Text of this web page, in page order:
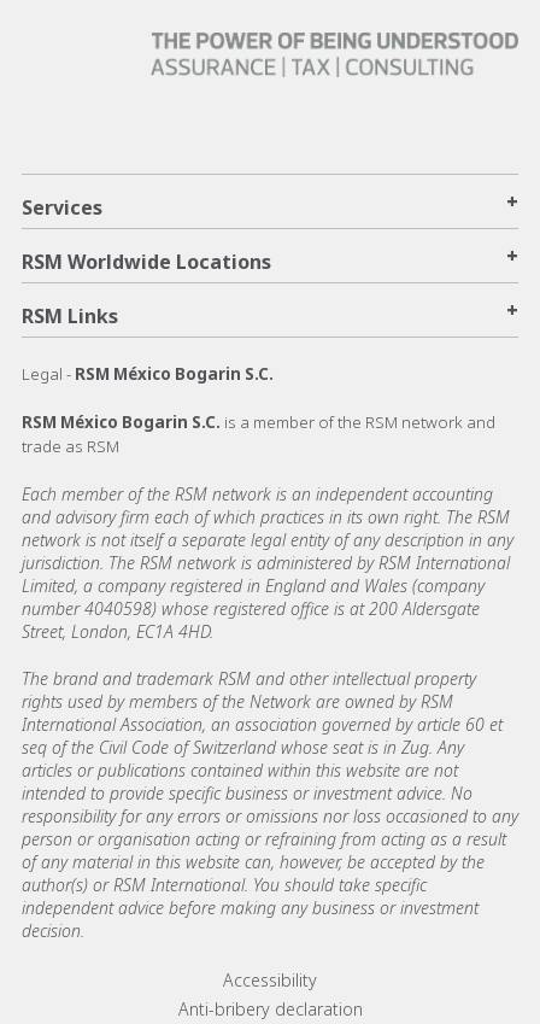
Services +
RSM Worldwide Locations +
RSM Links +
Legal - RSM México Bogarin S.C.
RSM México Bogarin S.C. is a member of the RSM network and
trade as RSM
Each member of the RSM network is an independent accounting
and advisory firm each of which practices in its own right. The RSM
network is not itself a separate legal entity of any description in any
jurisdiction. The RSM network is administered by RSM International
Limited, a company registered in England and Wales (company
number 4040598) whose registered office is at 200 Aldersgate
Street, London, EC1A 4HD.
The brand and trademark RSM and other intellectual property
rights used by members of the Network are owned by RSM
International Association, an association governed by article 60 et
seq of the Civil Code of Switzerland whose seat is in Zug. Any
articles or publications contained within this website are not
intended to provide specific business or investment advice. No
responsibility for any errors or omissions nor loss occasioned to any
person or organisation acting or refraining from acting as a result
of any material in this website can, however, be accepted by the
author(s) or RSM International. You should take specific
independent advice before making any business or investment
decision.
Footer menu linksAccessibility
Anti-bribery declaration